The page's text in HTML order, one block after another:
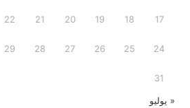
17
18
19
20
21
22
24
25
26
27
28
29
31
« يوليو